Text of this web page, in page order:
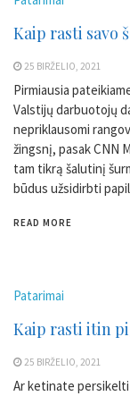
Kaip rasti savo
25 BIRŽELIO, 2021
Pirmiausia
Valstijų darbuotojų
nepriklausomi
žingsnį, pasak CNN
tam tikrą šalutinį
būdus užsidirbti
READ MORE
Patarimai
Kaip rasti itin
25 BIRŽELIO, 2021
Ar ketinate persikelti